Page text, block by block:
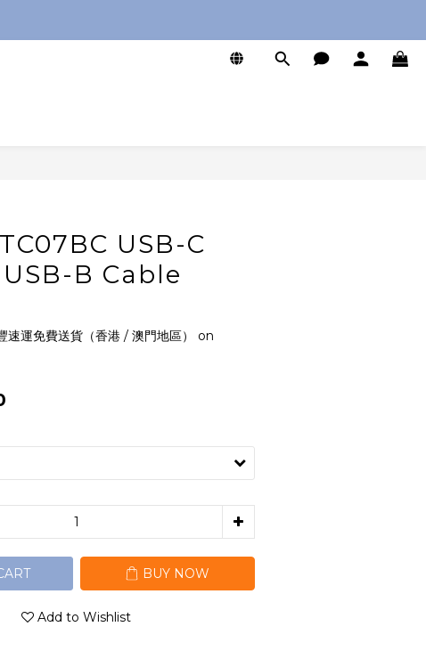
USB-C
B Cable
速運免費送貨（香港 / 澳門地區） on
BUY NOW
Add to Wishlist